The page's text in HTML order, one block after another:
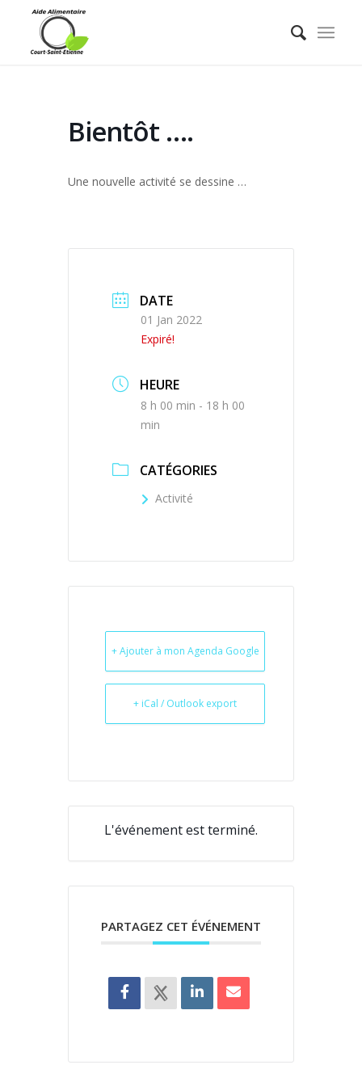
Bientôt ….
Une nouvelle activité se dessine …
DATE
01 Jan 2022
Expiré!
HEURE
8 h 00 min - 18 h 00
min
CATÉGORIES
Activité
+ Ajouter à mon Agenda Google
+ iCal / Outlook export
L'événement est terminé.
PARTAGEZ CET ÉVÉNEMENT